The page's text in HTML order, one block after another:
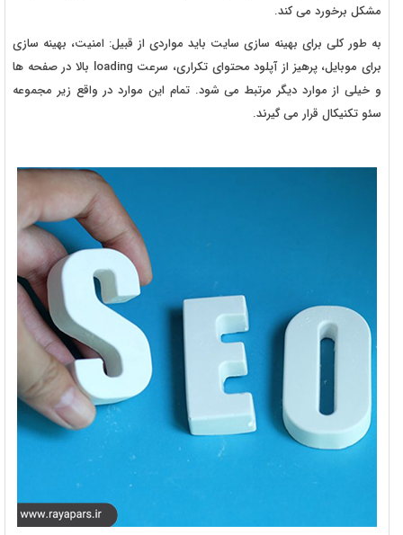
مشکل برخورد می کند.
به طور کلی برای بهینه سازی سایت باید مواردی از قبیل: امنیت، بهینه سازی
برای موبایل، پرهیز از آپلود محتوای تکراری، سرعت loading بالا در صفحه ها
و خیلی از موارد دیگر مرتبط می شود. تمام این موارد در واقع زیر مجموعه
سئو تکنیکال قرار می گیرند.